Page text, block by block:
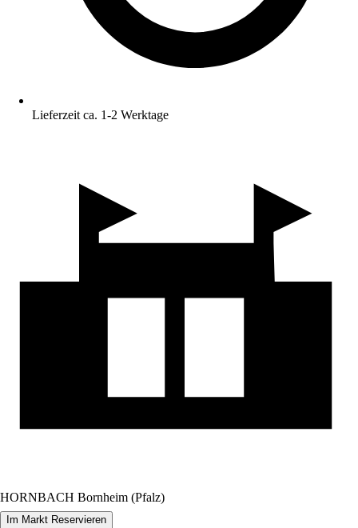
Lieferzeit ca. 1-2 Werktage
HORNBACH Bornheim (Pfalz)
Im Markt Reservieren